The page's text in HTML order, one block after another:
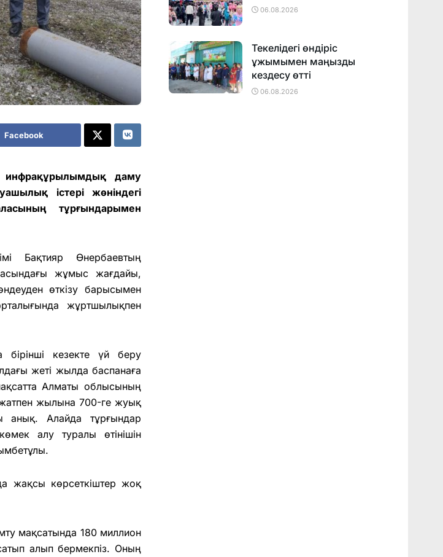
Facebook
даму
істері жөніндегі
тұрғындарымен
Бақтияр Өнербаевтың
жұмыс жағдайы,
өткізу барысымен
жұртшылықпен
кезекте үй беру
жеті жылда баспанаға
Алматы облысының
жылына 700-ге жуық
анық. Алайда тұрғындар
алу туралы өтінішін
жақсы көрсеткіштер жоқ
мақсатында 180 миллион
алып бермекпіз. Оның
06.08.2026
Текелідегі өндіріс
ұжымымен маңызды
кездесу өтті
06.08.2026